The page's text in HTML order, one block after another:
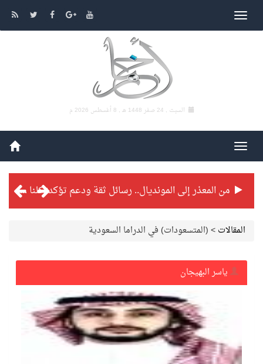
السبت , 24 صفر 1448 هـ , 8 أغسطس 2026 م
من المعذر إلى المونديال.. رسائل ثقة ودعم تؤكد: كلنا مع الأخضر
بطولة بلدية الجبيل الرمضانية تواصل منافساتها بمستويات فنية عالية
المقالات>(المتسعودات) في الدراما السعودية
ياسر البهيجان